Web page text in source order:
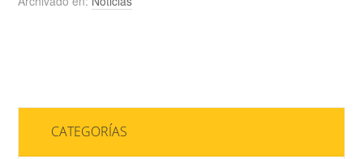
CATEGORÍAS